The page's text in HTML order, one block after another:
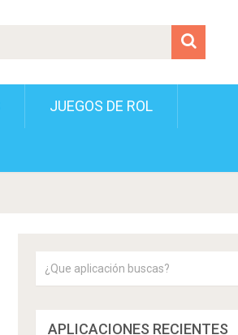
JUEGOS DE ROL
APLICACIONES RECIENTES